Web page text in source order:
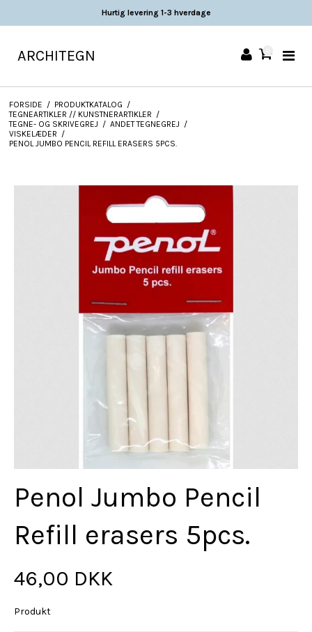
Hurtig levering 1-3 hverdage
ARCHITEGN
FORSIDE / PRODUKTKATALOG /
TEGNEARTIKLER // KUNSTNERARTIKLER /
TEGNE- OG SKRIVEGREJ / ANDET TEGNEGREJ /
VISKELÆDER /
PENOL JUMBO PENCIL REFILL ERASERS 5PCS.
Penol Jumbo Pencil
Refill erasers 5pcs.
46,00 DKK
Produkt